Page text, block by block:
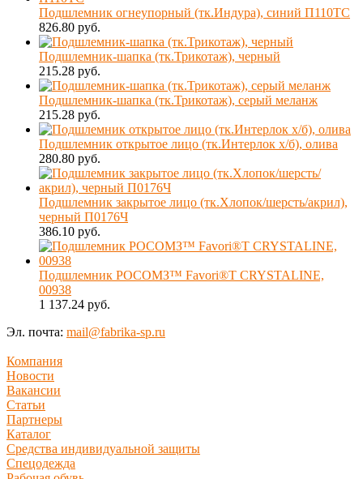
Подшлемник огнеупорный (тк.Индура), синий П110ТС
826.80 руб.
Подшлемник-шапка (тк.Трикотаж), черный
215.28 руб.
Подшлемник-шапка (тк.Трикотаж), серый меланж
215.28 руб.
Подшлемник открытое лицо (тк.Интерлок х/б), олива
280.80 руб.
Подшлемник закрытое лицо (тк.Хлопок/шерсть/акрил),
черный П0176Ч
386.10 руб.
Подшлемник РОСОМЗ™ Favori®T CRYSTALINE,
00938
1 137.24 руб.
Эл. почта: mail@fabrika-sp.ru
Компания
Новости
Вакансии
Статьи
Партнеры
Каталог
Средства индивидуальной защиты
Спецодежда